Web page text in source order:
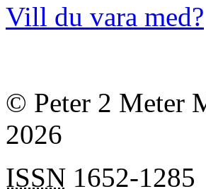
Vill du vara med?
© Peter 2 Meter
2026
ISSN 1652-1285